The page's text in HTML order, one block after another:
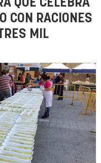
QUE CELEBRA
CON RACIONES
MIL